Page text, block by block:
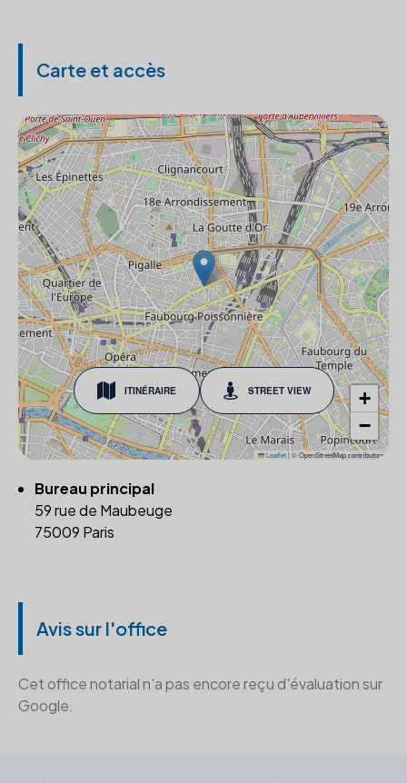
Carte et accès
ITINÉRAIRE STREET VIEW
+
−
Leaflet|© OpenStreetMap contributors
Bureau principal
59 rue de Maubeuge
75009 Paris
Avis sur l'office
Cet office notarial n'a pas encore reçu d'évaluation sur
Google.